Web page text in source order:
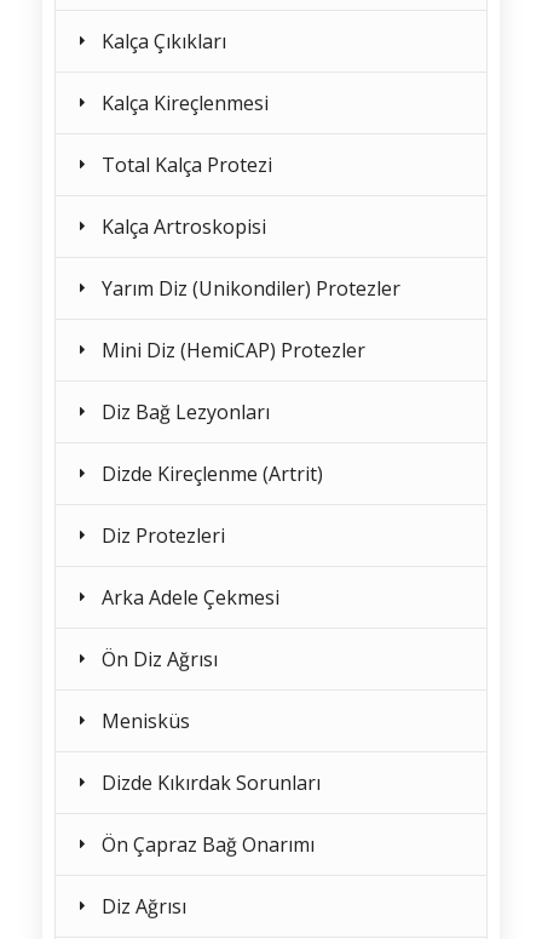
Kalça Çıkıkları
Kalça Kireçlenmesi
Total Kalça Protezi
Kalça Artroskopisi
Yarım Diz (Unikondiler) Protezler
Mini Diz (HemiCAP) Protezler
Diz Bağ Lezyonları
Dizde Kireçlenme (Artrit)
Diz Protezleri
Arka Adele Çekmesi
Ön Diz Ağrısı
Menisküs
Dizde Kıkırdak Sorunları
Ön Çapraz Bağ Onarımı
Diz Ağrısı